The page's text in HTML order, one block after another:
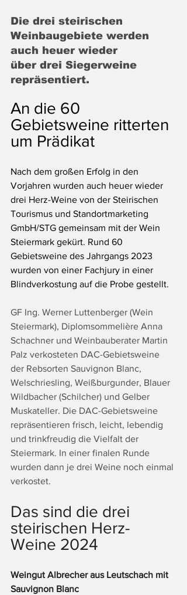
Die drei steirischen
Weinbaugebiete werden
auch heuer wieder
über drei Siegerweine
repräsentiert.
An die 60
Gebietsweine ritterten
um Prädikat
Nach dem großen Erfolg in den
Vorjahren wurden auch heuer wieder
drei Herz-Weine von der Steirischen
Tourismus und Standortmarketing
GmbH/STG gemeinsam mit der Wein
Steiermark gekürt. Rund 60
Gebietsweine des Jahrgangs 2023
wurden von einer Fachjury in einer
Blindverkostung auf die Probe gestellt.
GF Ing. Werner Luttenberger (Wein
Steiermark), Diplomsommelière Anna
Schachner und Weinbauberater Martin
Palz verkosteten DAC-Gebietsweine
der Rebsorten Sauvignon Blanc,
Welschriesling, Weißburgunder, Blauer
Wildbacher (Schilcher) und Gelber
Muskateller. Die DAC-Gebietsweine
repräsentieren frisch, leicht, lebendig
und trinkfreudig die Vielfalt der
Steiermark. In einer finalen Runde
wurden dann je drei Weine noch einmal
verkostet.
Das sind die drei
steirischen Herz-
Weine 2024
Weingut Albrecher aus Leutschach mit
Sauvignon Blanc